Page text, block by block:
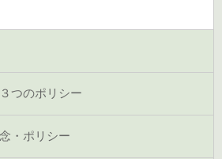
つのポリシー
・ポリシー